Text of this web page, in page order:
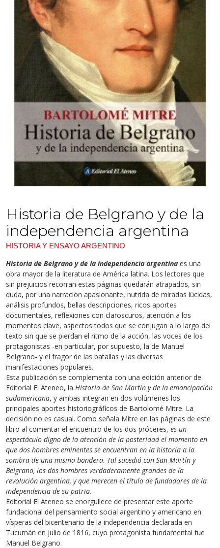
Historia de Belgrano y de la
independencia argentina
HISTORIA Y ENSAYO ARGENTINO
Historia de Belgrano y de la independencia argentina es una
obra mayor de la literatura de América latina. Los lectores que
sin prejuicios recorran estas páginas quedarán atrapados, sin
duda, por una narración apasionante, nutrida de miradas lúcidas,
análisis profundos, bellas descripciones, ricos aportes
documentales, reflexiones con claroscuros, atención a los
momentos clave, aspectos todos que se conjugan a lo largo del
texto sin que se pierdan el ritmo de la acción, las voces de los
protagonistas -en particular, por supuesto, la de Manuel
Belgrano- y el fragor de las batallas y las diversas
manifestaciones populares.
Esta publicación se complementa con una edición anterior de
Editorial El Ateneo, la Historia de San Martín y de la emancipación
sudamericana, y ambas integran en dos volúmenes los
principales aportes historiográficos de Bartolomé Mitre. La
decisión no es casual. Como señala Mitre en las páginas de este
libro al comentar el encuentro de los dos próceres, es un
espectáculo digno de la atención de la posteridad el momento en
que dos hombres eminentes se encuentran en la historia a la
sombra de una misma bandera. Tal sucedió con San Martín y
Belgrano, los dos hombres verdaderamente grandes de la
revolución argentina, y que merecen el título de fundadores de la
independencia de su patria.
Editorial El Ateneo se enorgullece de presentar este aporte
fundacional del pensamiento social argentino y americano en
vísperas del bicentenario de la independencia declarada en
Tucumán en julio de 1816, cuyo protagonista fundamental fue
Manuel Belgrano.